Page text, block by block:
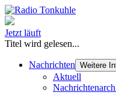
Jetzt läuft
Titel wird gelesen...
Nachrichten Weitere
Aktuell